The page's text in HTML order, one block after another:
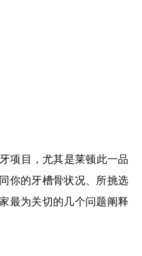
项目，尤其是莱顿此一品
你的牙槽骨状况、所挑选
最为关切的几个问题阐释